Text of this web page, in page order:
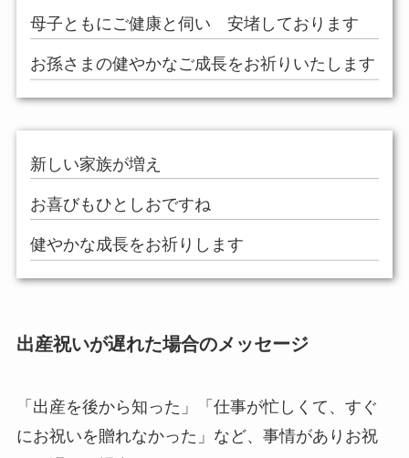
母子ともにご健康と伺い 安堵しております
お孫さまの健やかなご成長をお祈りいたします
新しい家族が増え
お喜びもひとしおですね
健やかな成長をお祈りします
出産祝いが遅れた場合のメッセージ
「出産を後から知った」「仕事が忙しくて、すぐ
にお祝いを贈れなかった」など、事情がありお祝